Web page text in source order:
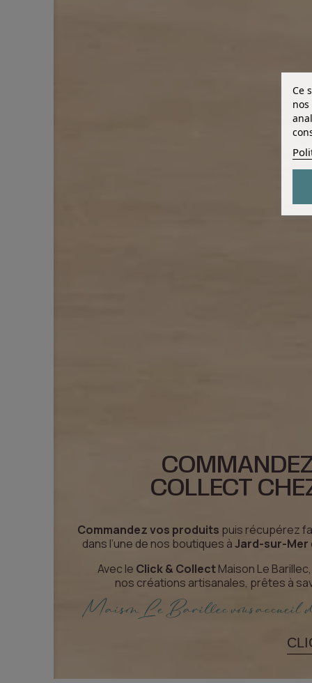
COLLECT
Commandez vos produits puis récupérez
dans l’une de nos boutiques àJard-sur-Mer
Avec le Click & CollectMaison Le
nos créations artisanales, prêtes à
Maison Le Barillec vous accueil
Ce